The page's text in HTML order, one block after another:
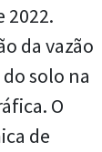
2022.
da vazão
solo na
O
de